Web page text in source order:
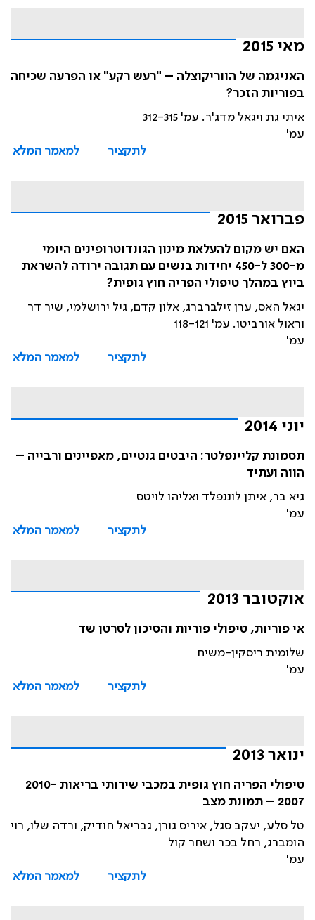
מאי 2015
האניגמה של הווריקוצלה – "רעש רקע" או הפרעה שכיחה
בפוריות הזכר?
איתי גת ויגאל מדג'ר. עמ' 312-315
עמ'
לתקציר
למאמר המלא
פברואר 2015
האם יש מקום להעלאת מינון הגונדוטרופינים היומי
מ-300 ל-450 יחידות בנשים עם תגובה ירודה להשראת
ביוץ במהלך טיפולי הפריה חוץ גופית?
יגאל האס, ערן זילברברג, אלון קדם, גיל ירושלמי, שיר דר
וראול אורביטו. עמ' 118-121
עמ'
לתקציר
למאמר המלא
יוני 2014
תסמונת קליינפלטר: היבטים גנטיים, מאפיינים ורבייה –
הווה ועתיד
גיא בר, איתן לוננפלד ואליהו לויטס
עמ'
לתקציר
למאמר המלא
אוקטובר 2013
אי פוריות, טיפולי פוריות והסיכון לסרטן שד
שלומית ריסקין-משיח
עמ'
לתקציר
למאמר המלא
ינואר 2013
טיפולי הפריה חוץ גופית במכבי שירותי בריאות 2010-
2007 – תמונת מצב
טל סלע, יעקב סגל, איריס גורן, גבריאל חודיק, ורדה שלו, רוי
הומברג, רחל בכר ושחר קול
עמ'
לתקציר
למאמר המלא